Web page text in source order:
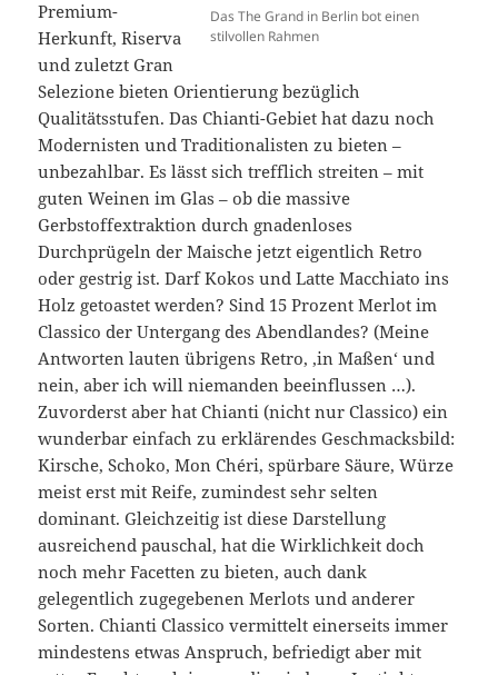
Das The Grand in Berlin bot einen
stilvollen Rahmen
Premium-
Herkunft, Riserva
und zuletzt Gran
Selezione bieten Orientierung bezüglich
Qualitätsstufen. Das Chianti-Gebiet hat dazu noch
Modernisten und Traditionalisten zu bieten –
unbezahlbar. Es lässt sich trefflich streiten – mit
guten Weinen im Glas – ob die massive
Gerbstoffextraktion durch gnadenloses
Durchprügeln der Maische jetzt eigentlich Retro
oder gestrig ist. Darf Kokos und Latte Macchiato ins
Holz getoastet werden? Sind 15 Prozent Merlot im
Classico der Untergang des Abendlandes? (Meine
Antworten lauten übrigens Retro, ‚in Maßen‘ und
nein, aber ich will niemanden beeinflussen …).
Zuvorderst aber hat Chianti (nicht nur Classico) ein
wunderbar einfach zu erklärendes Geschmacksbild:
Kirsche, Schoko, Mon Chéri, spürbare Säure, Würze
meist erst mit Reife, zumindest sehr selten
dominant. Gleichzeitig ist diese Darstellung
ausreichend pauschal, hat die Wirklichkeit doch
noch mehr Facetten zu bieten, auch dank
gelegentlich zugegebenen Merlots und anderer
Sorten. Chianti Classico vermittelt einerseits immer
mindestens etwas Anspruch, befriedigt aber mit